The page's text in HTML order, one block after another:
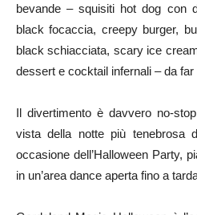
bevande – squisiti hot dog con
black focaccia, creepy burger,
black schiacciata, scary ice
dessert e cocktail infernali – da far
Il divertimento è davvero no-
vista della notte più tenebrosa
occasione dell’Halloween Party,
in un’area dance aperta fino a